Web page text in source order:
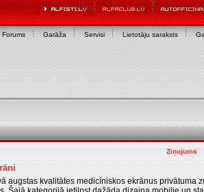
Forums Garāža Servisi Lietotāju saraksts
Ziņojums
augstas kvalitātes medicīniskos ekrānus privātuma